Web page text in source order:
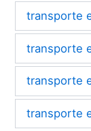
transporte
transporte
transporte
transporte